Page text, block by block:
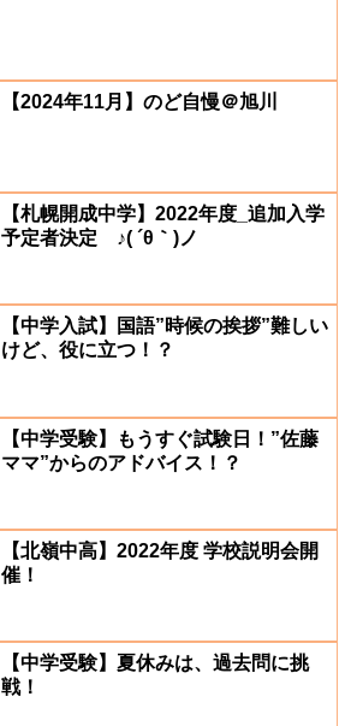
【2024年11月】のど自慢＠旭川
【札幌開成中学】2022年度_追加入学
予定者決定 ♪( ´θ｀)ノ
【中学入試】国語”時候の挨拶”難しい
けど、役に立つ！？
【中学受験】もうすぐ試験日！”佐藤
ママ”からのアドバイス！？
【北嶺中高】2022年度 学校説明会開
催！
【中学受験】夏休みは、過去問に挑
戦！